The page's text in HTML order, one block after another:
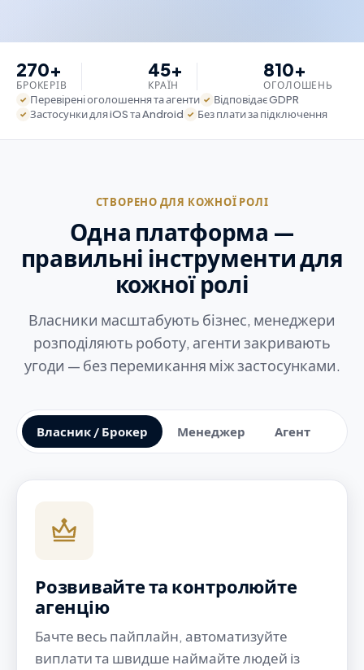
270+
БРОКЕРІВ
45+
КРАЇН
810+
ОГОЛОШЕНЬ
✓ Перевірені оголошення та агенти ✓ Відповідає GDPR
✓ Застосунки для iOS та Android ✓ Без плати за підключення
СТВОРЕНО ДЛЯ КОЖНОЇ РОЛІ
Одна платформа —
правильні інструменти для
кожної ролі
Власники масштабують бізнес, менеджери
розподіляють роботу, агенти закривають
угоди — без перемикання між застосунками.
Власник / Брокер Менеджер Агент
Розвивайте та контролюйте
агенцію
Бачте весь пайплайн, автоматизуйте
виплати та швидше наймайте людей із